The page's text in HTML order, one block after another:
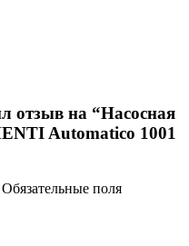
отзыв на “Насосная
Automatico 1001
Обязательные поля